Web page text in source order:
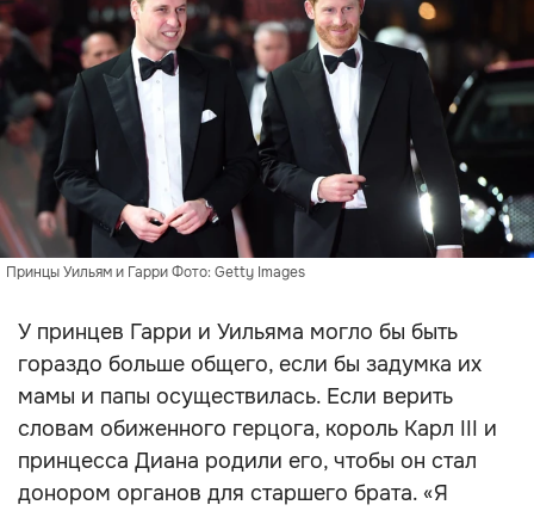
Принцы Уильям и Гарри Фото: Getty Images
У принцев Гарри и Уильяма могло бы быть
гораздо больше общего, если бы задумка их
мамы и папы осуществилась. Если верить
словам обиженного герцога, король Карл III и
принцесса Диана родили его, чтобы он стал
донором органов для старшего брата. «Я